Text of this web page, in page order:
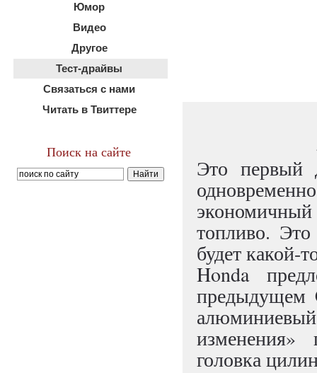
Юмор
Видео
Другое
Тест-драйвы
Связаться с нами
Читать в Твиттере
Поиск на сайте
Это первый
топливо.
будет какой-
Honda
предыдущем
головка